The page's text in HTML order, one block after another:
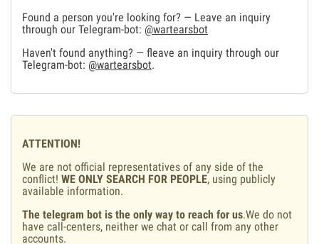
Found a person you're looking for? — Leave an inquiry
through our Telegram-bot: @wartearsbot
Haven't found anything? — fleave an inquiry through our
Telegram-bot: @wartearsbot.
ATTENTION!
We are not official representatives of any side of the
conflict! WE ONLY SEARCH FOR PEOPLE, using publicly
available information.
The telegram bot is the only way to reach for us.We do not
have call-centers, neither we chat or call from any other
accounts.